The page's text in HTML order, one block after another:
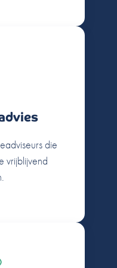
die
vrijblijvend